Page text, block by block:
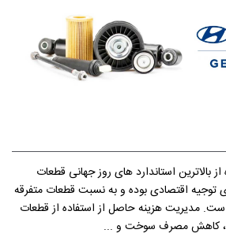
بالاترین استاندارد های روز جهانی قطعات
اقتصادی بوده و به نسبت قطعات متفرقه
مدیریت هزینه حاصل از استفاده از قطعات
کاهش مصرف سوخت و ...